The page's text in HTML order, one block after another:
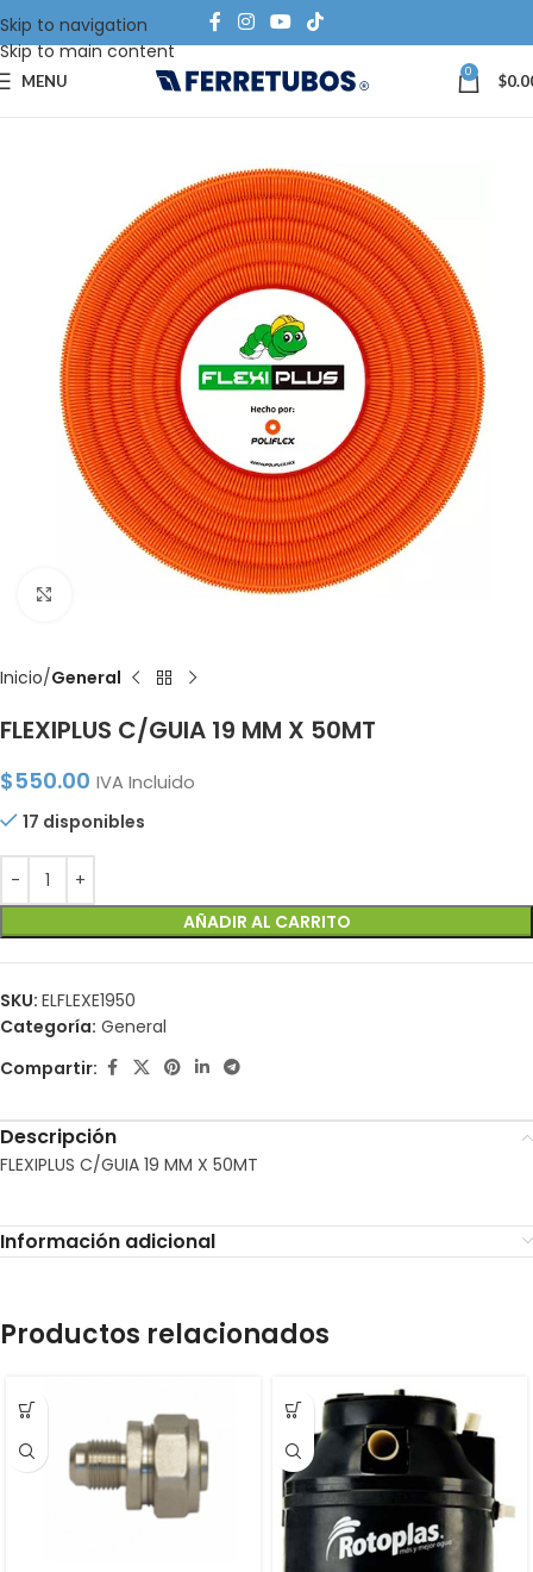
Skip to navigation
Skip to main content
MENU 0 $
Inicio General
FLEXIPLUS C/GUIA 19 MM X 50MT
$550.00 IVA Incluido
17 disponibles
AÑADIR AL CARRITO
SKU: ELFLEXE1950
Categoría: General
Compartir:
Descripción
FLEXIPLUS C/GUIA 19 MM X 50MT
Información adicional
Productos relacionados